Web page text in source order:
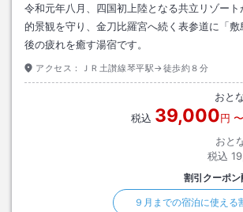
令和元年八月、四国初上陸となる共立リゾート
的景観を守り、金刀比羅宮へ続く表参道に「
後の疲れを癒す湯宿です。
アクセス： ＪＲ土讃線琴平駅→徒歩約８分
おと
税込 39,000円 〜
おと
税込
割引クーポン
９月までの宿泊に使える